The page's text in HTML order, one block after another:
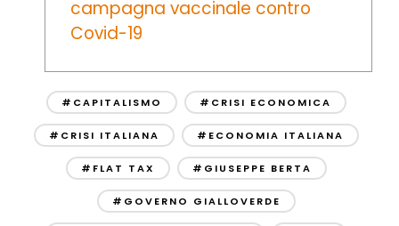
campagna vaccinale contro
Covid-19
#CAPITALISMO #CRISI ECONOMICA
#CRISI ITALIANA #ECONOMIA ITALIANA
#FLAT TAX #GIUSEPPE BERTA
#GOVERNO GIALLOVERDE